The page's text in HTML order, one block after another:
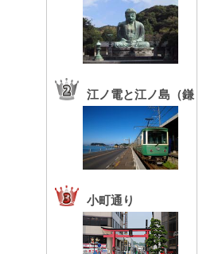
江ノ電と江ノ島（鎌
倉高校前駅）
小町通り